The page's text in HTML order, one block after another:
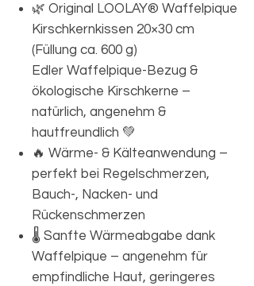
🌿 Original LOOLAY® Waffelpique
Kirschkernkissen 20×30 cm
(Füllung ca. 600 g)
Edler Waffelpique-Bezug &
ökologische Kirschkerne –
natürlich, angenehm &
hautfreundlich 💚
🔥 Wärme- & Kälteanwendung –
perfekt bei Regelschmerzen,
Bauch-, Nacken- und
Rückenschmerzen
🌡️ Sanfte Wärmeabgabe dank
Waffelpique – angenehm für
empfindliche Haut, geringeres